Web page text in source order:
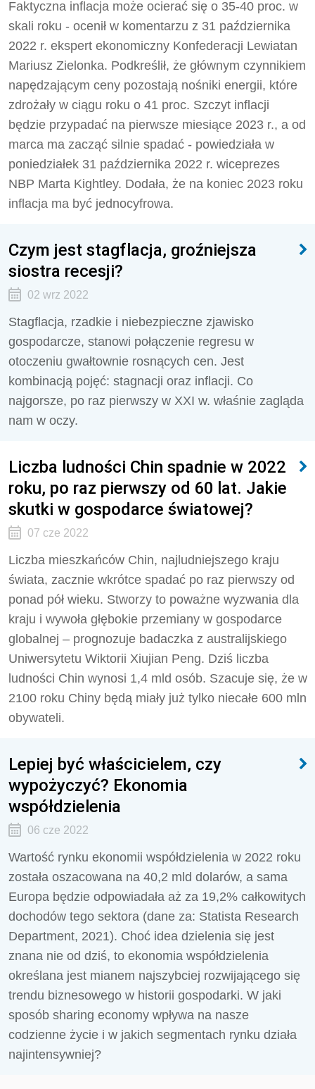
Faktyczna inflacja może ocierać się o 35-40 proc. w
skali roku - ocenił w komentarzu z 31 października
2022 r. ekspert ekonomiczny Konfederacji Lewiatan
Mariusz Zielonka. Podkreślił, że głównym czynnikiem
napędzającym ceny pozostają nośniki energii, które
zdrożały w ciągu roku o 41 proc. Szczyt inflacji
będzie przypadać na pierwsze miesiące 2023 r., a od
marca ma zacząć silnie spadać - powiedziała w
poniedziałek 31 października 2022 r. wiceprezes
NBP Marta Kightley. Dodała, że na koniec 2023 roku
inflacja ma być jednocyfrowa.
Czym jest stagflacja, groźniejsza
siostra recesji?
02 wrz 2022
Stagflacja, rzadkie i niebezpieczne zjawisko
gospodarcze, stanowi połączenie regresu w
otoczeniu gwałtownie rosnących cen. Jest
kombinacją pojęć: stagnacji oraz inflacji. Co
najgorsze, po raz pierwszy w XXI w. właśnie zagląda
nam w oczy.
Liczba ludności Chin spadnie w 2022
roku, po raz pierwszy od 60 lat. Jakie
skutki w gospodarce światowej?
07 cze 2022
Liczba mieszkańców Chin, najludniejszego kraju
świata, zacznie wkrótce spadać po raz pierwszy od
ponad pół wieku. Stworzy to poważne wyzwania dla
kraju i wywoła głębokie przemiany w gospodarce
globalnej – prognozuje badaczka z australijskiego
Uniwersytetu Wiktorii Xiujian Peng. Dziś liczba
ludności Chin wynosi 1,4 mld osób. Szacuje się, że w
2100 roku Chiny będą miały już tylko niecałe 600 mln
obywateli.
Lepiej być właścicielem, czy
wypożyczyć? Ekonomia
współdzielenia
06 cze 2022
Wartość rynku ekonomii współdzielenia w 2022 roku
została oszacowana na 40,2 mld dolarów, a sama
Europa będzie odpowiadała aż za 19,2% całkowitych
dochodów tego sektora (dane za: Statista Research
Department, 2021). Choć idea dzielenia się jest
znana nie od dziś, to ekonomia współdzielenia
określana jest mianem najszybciej rozwijającego się
trendu biznesowego w historii gospodarki. W jaki
sposób sharing economy wpływa na nasze
codzienne życie i w jakich segmentach rynku działa
najintensywniej?